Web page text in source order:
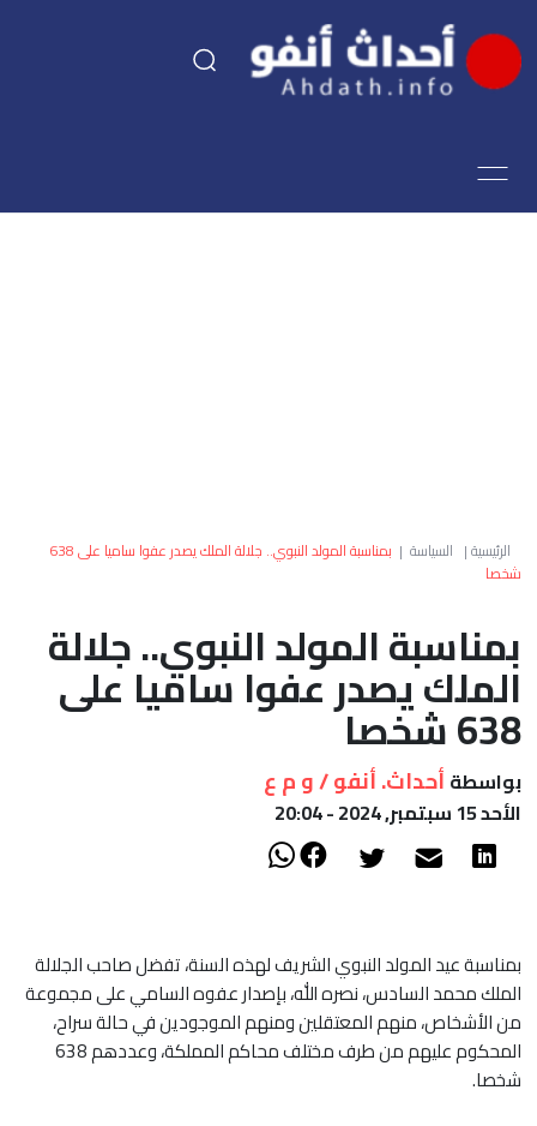
اقتصاد
العالم
الصحراء
الرئيسية| السياسة |
بمناسبة المولد النبوي.. جلالة الملك يصدر عفوا ساميا على 638
شخصا
بمناسبة المولد النبوي.. جلالة
الملك يصدر عفوا ساميا على
638 شخصا
بواسطة أحداث. أنفو / و م ع
الأحد 15 سبتمبر, 2024 - 20:04
بمناسبة عيد المولد النبوي الشريف لهذه السنة، تفضل صاحب الجلالة
الملك محمد السادس، نصره الله، بإصدار عفوه السامي على مجموعة
من الأشخاص، منهم المعتقلين ومنهم الموجودين في حالة سراح،
المحكوم عليهم من طرف مختلف محاكم المملكة، وعددهم 638
شخصا.